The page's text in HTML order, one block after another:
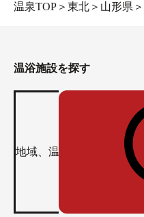
温泉TOP ＞ 東北 ＞ 山形県 ＞
温浴施設を探す